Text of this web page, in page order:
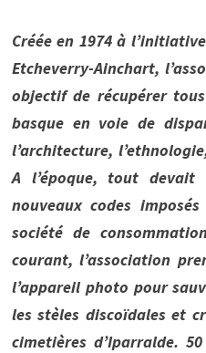
Créée en 1974 à
Etcheverry-Ainchart,
objectif de récupérer
basque en voie de
l’architecture,
A l’époque, tout
nouveaux codes
société de
courant, l’association
l’appareil photo pour
les stèles discoïdales et
cimetières d’Iparralde.